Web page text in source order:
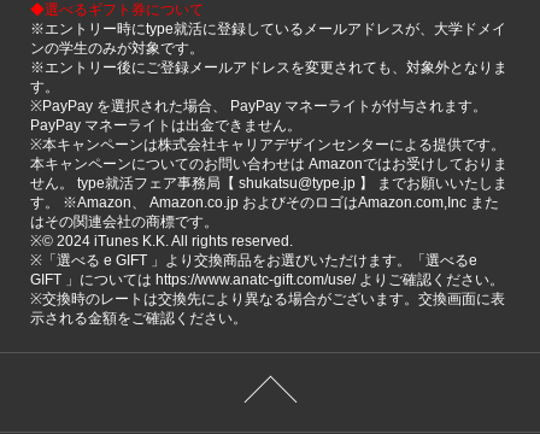
◆選べるギフト券について
※エントリー時にtype就活に登録しているメールアドレスが、大学ドメイ
ンの学生のみが対象です。
※エントリー後にご登録メールアドレスを変更されても、対象外となりま
す。
※PayPay を選択された場合、 PayPay マネーライトが付与されます。
PayPay マネーライトは出金できません。
※本キャンペーンは株式会社キャリアデザインセンターによる提供です。
本キャンペーンについてのお問い合わせは Amazonではお受けしておりま
せん。 type就活フェア事務局【 shukatsu@type.jp 】 までお願いいたしま
す。 ※Amazon、 Amazon.co.jp およびそのロゴはAmazon.com,Inc また
はその関連会社の商標です。
※©️ 2024 iTunes K.K. All rights reserved.
※「選べる e GIFT 」より交換商品をお選びいただけます。「選べるe
GIFT 」については https://www.anatc-gift.com/use/ よりご確認ください。
※交換時のレートは交換先により異なる場合がございます。交換画面に表
示される金額をご確認ください。